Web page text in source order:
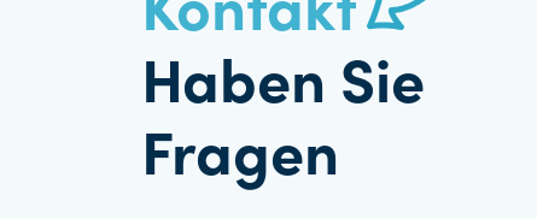
Kontakt
Haben Sie
Fragen